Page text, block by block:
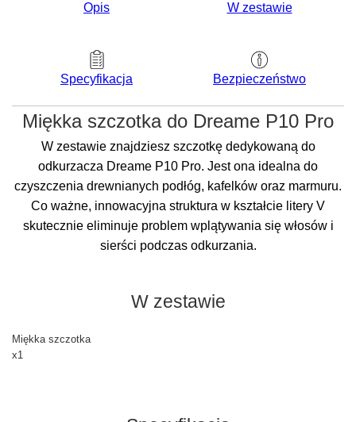
Opis W zestawie
Specyfikacja Bezpieczeństwo
Miękka szczotka do Dreame P10 Pro
W zestawie znajdziesz szczotkę dedykowaną do
odkurzacza Dreame P10 Pro. Jest ona idealna do
czyszczenia drewnianych podłóg, kafelków oraz marmuru.
Co ważne, innowacyjna struktura w kształcie litery V
skutecznie eliminuje problem wplątywania się włosów i
sierści podczas odkurzania.
W zestawie
Miękka szczotka
x1